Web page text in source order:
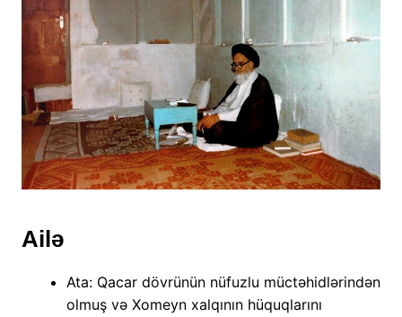
Ailə
Ata: Qacar dövrünün nüfuzlu müctəhidlərindən
olmuş və Xomeyn xalqının hüquqlarını